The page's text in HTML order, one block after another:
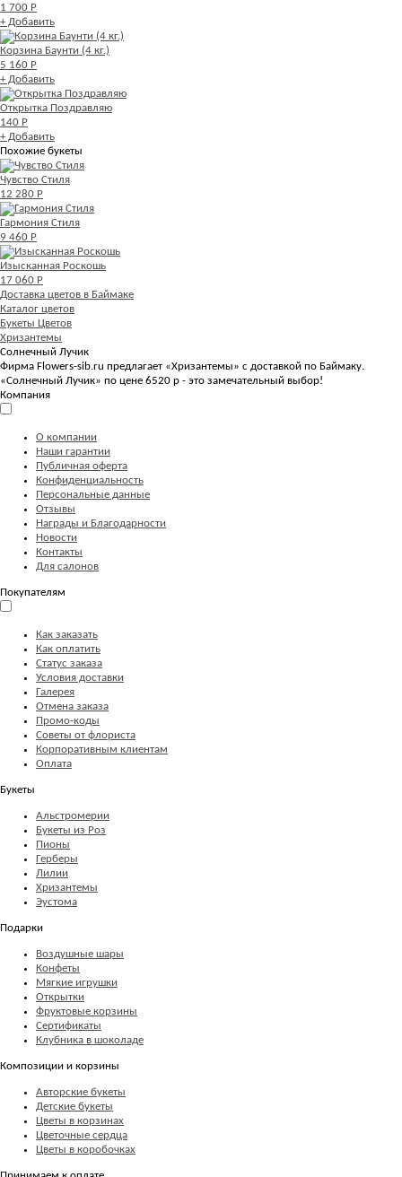
1 700 Р
+ Добавить
Корзина Баунти (4 кг.)
5 160 Р
+ Добавить
Открытка Поздравляю
140 Р
+ Добавить
Похожие букеты
Чувство Стиля
12 280 Р
Гармония Стиля
9 460 Р
Изысканная Роскошь
17 060 Р
Доставка цветов в Баймаке
Каталог цветов
Букеты Цветов
Хризантемы
Солнечный Лучик
Фирма Flowers-sib.ru предлагает «Хризантемы» с доставкой по Баймаку.
«Солнечный Лучик» по цене 6520 р - это замечательный выбор!
Компания
О компании
Наши гарантии
Публичная оферта
Конфиденциальность
Персональные данные
Отзывы
Награды и Благодарности
Новости
Контакты
Для салонов
Покупателям
Как заказать
Как оплатить
Статус заказа
Условия доставки
Галерея
Отмена заказа
Промо-коды
Советы от флориста
Корпоративным клиентам
Оплата
Букеты
Альстромерии
Букеты из Роз
Пионы
Герберы
Лилии
Хризантемы
Эустома
Подарки
Воздушные шары
Конфеты
Мягкие игрушки
Открытки
Фруктовые корзины
Сертификаты
Клубника в шоколаде
Композиции и корзины
Авторские букеты
Детские букеты
Цветы в корзинах
Цветочные сердца
Цветы в коробочках